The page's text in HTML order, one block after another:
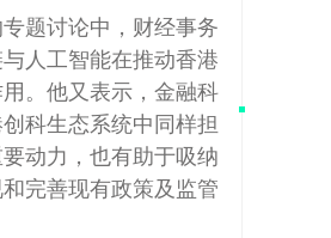
题讨论中，财经事务
人工智能在推动香港
。他又表示，金融科
科生态系统中同样担
动力，也有助于吸纳
完善现有政策及监管